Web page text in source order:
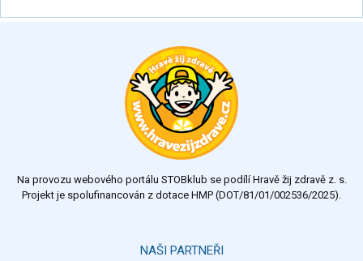
Na provozu webového portálu STOBklub se podílí Hravě žij zdravě z. s.
Projekt je spolufinancován z dotace HMP (DOT/81/01/002536/2025).
NAŠI PARTNEŘI